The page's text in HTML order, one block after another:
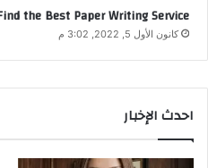
the Best Paper Writing Service
كانون الأول 5, 2022, 3:02 م
احدث الإخبار